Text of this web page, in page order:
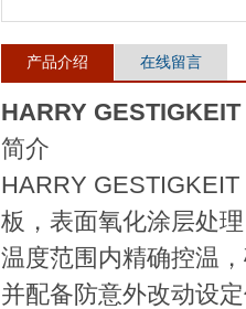
产品介绍 在线留言
HARRY
简介
HARRY
板，表面氧化涂层处
温度范围内精确控温
并配备防意外改动设